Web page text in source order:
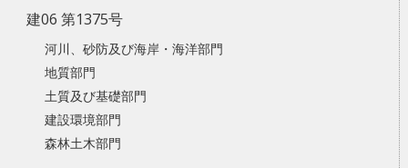
建06 第1375号
河川、砂防及び海岸・海洋部門
地質部門
土質及び基礎部門
建設環境部門
森林土木部門